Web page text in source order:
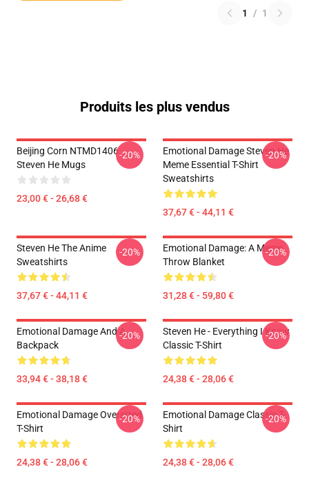
1 / 1
Produits les plus vendus
Beijing Corn NTMD1406
Steven He Mugs
23,00 € - 26,68 €
-20%
Emotional Damage Steven He
Meme Essential T-Shirt
Sweatshirts
37,67 € - 44,11 €
-20%
Steven He The Anime
Sweatshirts
37,67 € - 44,11 €
-20%
Emotional Damage: A Meme
Throw Blanket
31,28 € - 59,80 €
-20%
Emotional Damage And A
Backpack
33,94 € - 38,18 €
-20%
Steven He - Everything I Know
Classic T-Shirt
24,38 € - 28,06 €
-20%
Emotional Damage Oversized
T-Shirt
24,38 € - 28,06 €
-20%
Emotional Damage Classic T-
Shirt
24,38 € - 28,06 €
-20%